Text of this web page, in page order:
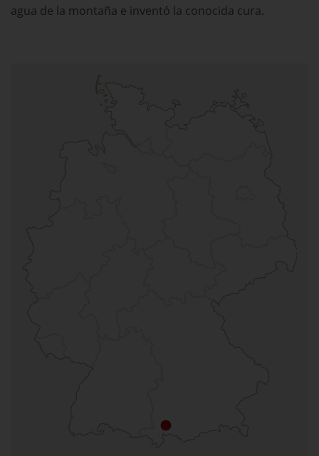
agua de la montaña e inventó la conocida cura.